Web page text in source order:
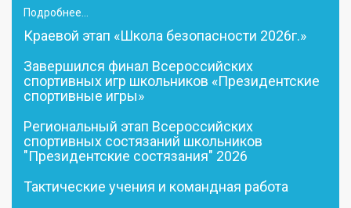
Подробнее...
Краевой этап «Школа безопасности 2026г.»
Завершился финал Всероссийских
спортивных игр школьников «Президентские
спортивные игры»
Региональный этап Всероссийских
спортивных состязаний школьников
"Президентские состязания" 2026
Тактические учения и командная работа